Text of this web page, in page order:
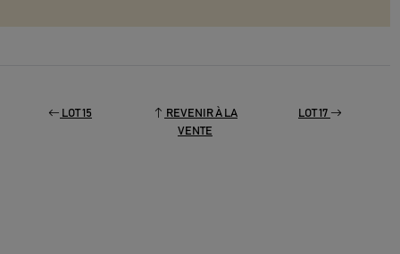
LOT 15
REVENIR À LA
VENTE
LOT 17